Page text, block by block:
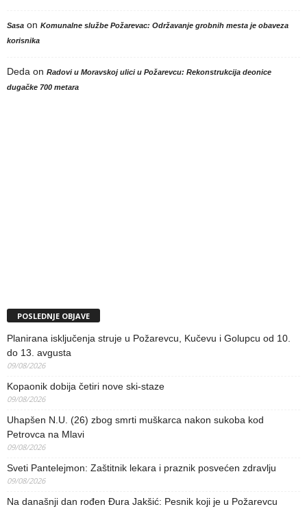
Sasa on Komunalne službe Požarevac: Održavanje grobnih mesta je obaveza
korisnika
Deda on Radovi u Moravskoj ulici u Požarevcu: Rekonstrukcija deonice
dugačke 700 metara
POSLEDNJE OBJAVE
Planirana isključenja struje u Požarevcu, Kučevu i Golupcu od 10.
do 13. avgusta
09/08/2026
Kopaonik dobija četiri nove ski-staze
09/08/2026
Uhapšen N.U. (26) zbog smrti muškarca nakon sukoba kod
Petrovca na Mlavi
09/08/2026
Sveti Pantelejmon: Zaštitnik lekara i praznik posvećen zdravlju
09/08/2026
Na današnji dan rođen Đura Jakšić: Pesnik koji je u Požarevcu